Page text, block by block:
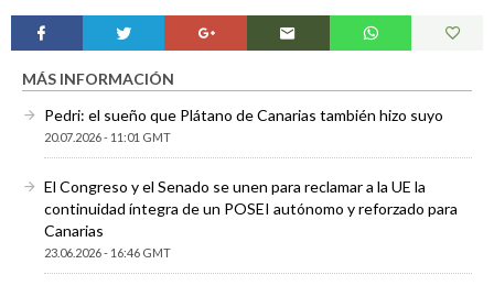
MÁS INFORMACIÓN
Pedri: el sueño que Plátano de Canarias también hizo suyo
20.07.2026 - 11:01 GMT
El Congreso y el Senado se unen para reclamar a la UE la
continuidad íntegra de un POSEI autónomo y reforzado para
Canarias
23.06.2026 - 16:46 GMT